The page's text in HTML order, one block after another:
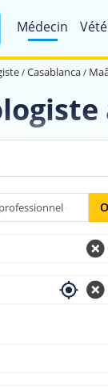
Médecin
Casablanca